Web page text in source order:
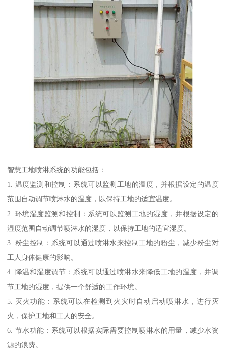
智慧工地喷淋系统的功能包括：
1. 温度监测和控制：系统可以监测工地的温度，并根据设定的温度
范围自动调节喷淋水的温度，以保持工地的适宜温度。
2. 环境湿度监测和控制：系统可以监测工地的湿度，并根据设定的
湿度范围自动调节喷淋水的湿度，以保持工地的适宜湿度。
3. 粉尘控制：系统可以通过喷淋水来控制工地的粉尘，减少粉尘对
工人身体健康的影响。
4. 降温和湿度调节：系统可以通过喷淋水来降低工地的温度，并调
节工地的湿度，提供一个舒适的工作环境。
5. 灭火功能：系统可以在检测到火灾时自动启动喷淋水，进行灭
火，保护工地和工人的安全。
6. 节水功能：系统可以根据实际需要控制喷淋水的用量，减少水资
源的浪费。